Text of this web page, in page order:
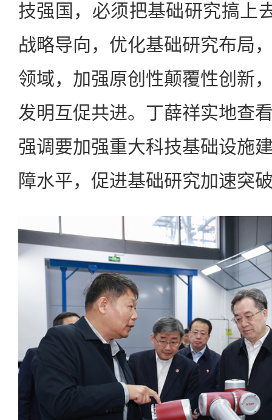
技强国，必须把基础研究搞上
战略导向，优化基础研究布局
领域，加强原创性颠覆性创新
发明互促共进。丁薛祥实地查
强调要加强重大科技基础设施
障水平，促进基础研究加速突